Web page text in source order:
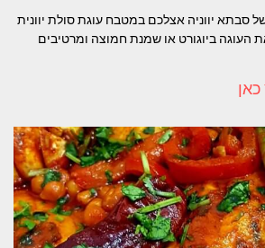
סבתא יווניה אצלכם במטבח עוגת סולת יוונית
העוגה ביוגורט או שמנת חמוצה ומרטיבים